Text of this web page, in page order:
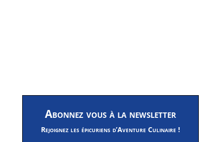
Abonnez vous à la newsletter
Rejoignez les épicuriens d’Aventure Culinaire !